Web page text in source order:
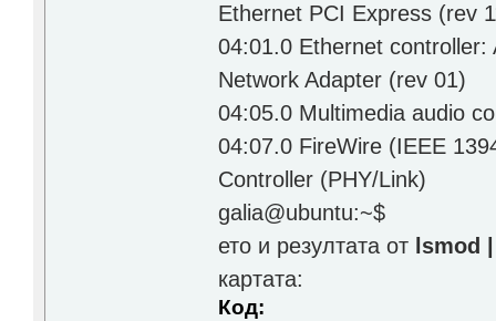
Ethernet PCI Express (rev
04:01.0 Ethernet controller:
Network Adapter (rev 01)
04:05.0 Multimedia audio
04:07.0 FireWire (IEEE
Controller (PHY/Link)
galia@ubuntu:~$
ето и резултата от lsmod
картата:
Код: